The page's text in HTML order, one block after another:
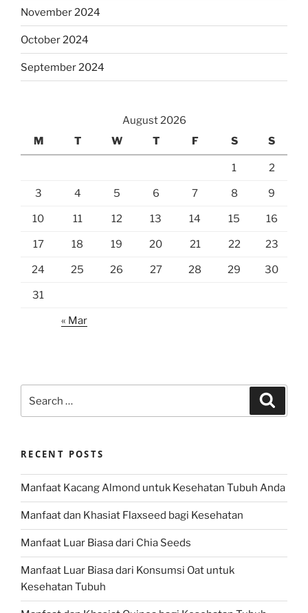
November 2024
October 2024
September 2024
August 2026
M
T W T F S S
1 2
3 4 5 6 7 8 9
10 11 12 13 14 15 16
17 18 19 20 21 22 23
24 25 26 27 28 29 30
31
« Mar
for:
RECENT POSTS
Manfaat Kacang Almond untuk Kesehatan Tubuh Anda
Manfaat dan Khasiat Flaxseed bagi Kesehatan
Manfaat Luar Biasa dari Chia Seeds
Manfaat Luar Biasa dari Konsumsi Oat untuk
Kesehatan Tubuh